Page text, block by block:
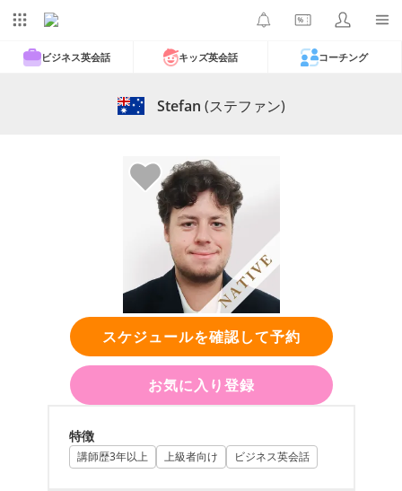
ビジネス英会話 キッズ英会話 コーチング
Stefan (ステファン)
スケジュールを確認して予約
お気に入り登録
特徴
講師歴3年以上 上級者向け ビジネス英会話